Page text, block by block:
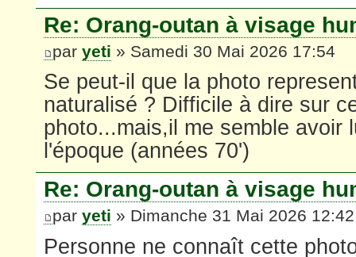
Re: Orang-outan à visage
par yeti » Samedi 30 Mai 2026 17:54
Se peut-il que la photo
naturalisé ? Difficile à dire sur
photo...mais,il me semble avoir
l'époque (années 70')
Re: Orang-outan à visage
par yeti » Dimanche 31 Mai 2026 12:42
Personne ne connaît cette